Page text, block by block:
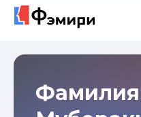
Фамилия